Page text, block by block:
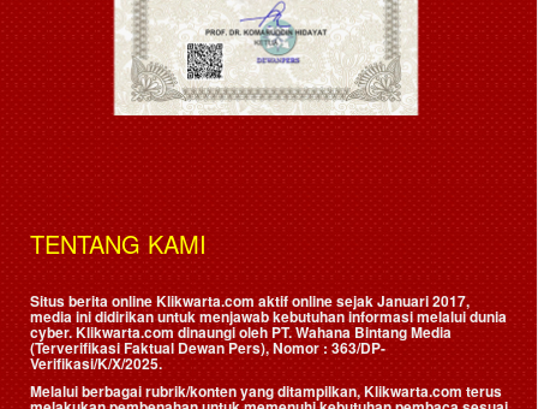
TENTANG KAMI
Situs berita online Klikwarta.com aktif online sejak Januari 2017,
media ini didirikan untuk menjawab kebutuhan informasi melalui dunia
cyber. Klikwarta.com dinaungi oleh PT. Wahana Bintang Media
(Terverifikasi Faktual Dewan Pers), Nomor : 363/DP-
Verifikasi/K/X/2025.
Melalui berbagai rubrik/konten yang ditampilkan, Klikwarta.com terus